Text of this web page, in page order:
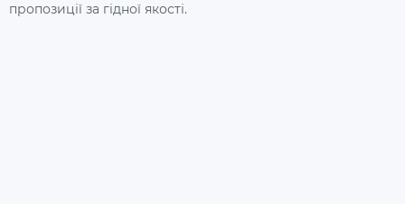
пропозиції за гідної якості.